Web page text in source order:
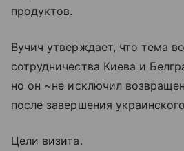
продуктов.
Вучич утверждает, что тема
сотрудничества Киева и
но он ~не исключил
после завершения
Цели визита.